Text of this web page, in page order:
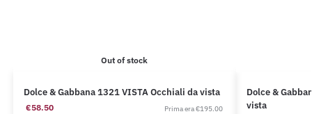
Out of stock
Dolce & Gabbana 1321 VISTA Occhiali da vista
€195.00
€58.50
Dolce & Gabbana 3390B VISTA Occhiali da
vista